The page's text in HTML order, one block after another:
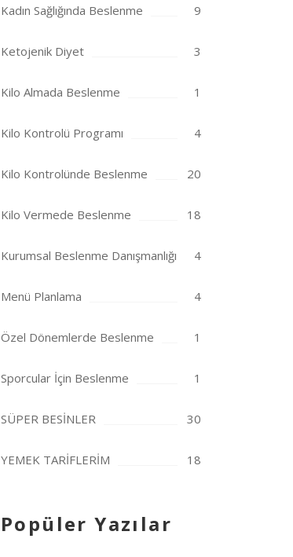
Kadın Sağlığında Beslenme 9
Ketojenik Diyet 3
Kilo Almada Beslenme 1
Kilo Kontrolü Programı 4
Kilo Kontrolünde Beslenme 20
Kilo Vermede Beslenme 18
Kurumsal Beslenme Danışmanlığı 4
Menü Planlama 4
Özel Dönemlerde Beslenme 1
Sporcular İçin Beslenme 1
SÜPER BESİNLER 30
YEMEK TARİFLERİM 18
Popüler Yazılar